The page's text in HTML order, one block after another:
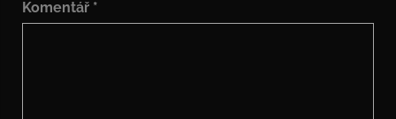
Komentář *